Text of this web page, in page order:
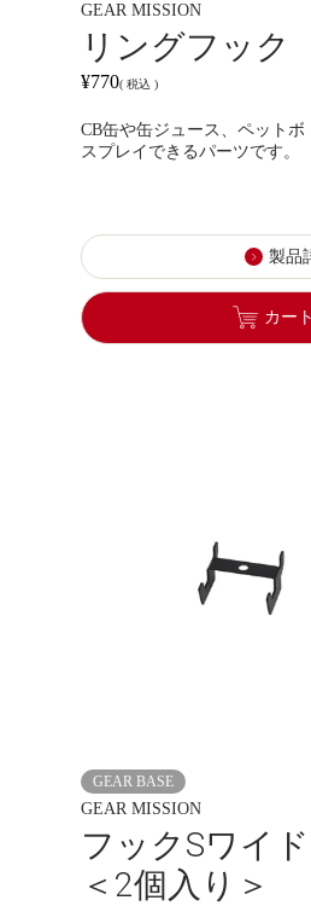
GEAR MISSION
リングフック
¥770 税込
CB缶や缶ジュース、ペット
スプレイできるパーツです。
製品
カー
GEAR BASE
GEAR MISSION
フックSワイド
＜2個入り＞